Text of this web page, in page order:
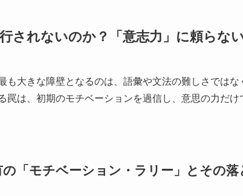
されないのか？「意志力」に頼らな
も大きな障壁となるのは、語彙や文法の難しさでは
罠は、初期のモチベーションを過信し、意思の力だけ
の「モチベーション・ラリー」とその落